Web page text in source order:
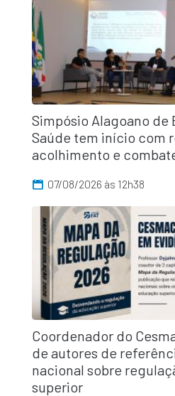
Simpósio Alagoano de
Saúde tem início com
acolhimento e
07/08/2026 às 12h38
Coordenador do
de autores de
nacional sobre
superior